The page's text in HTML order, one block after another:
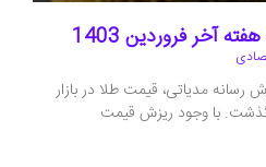
فروردین 1403
مدیاتی، قیمت طلا در بازار